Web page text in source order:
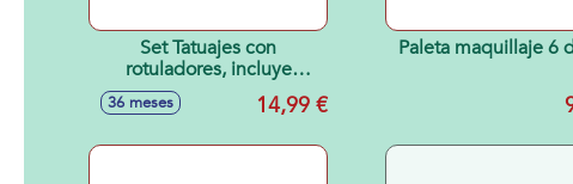
Set Tatuajes con
rotuladores, incluye
plantillas
36 meses 14,99 €
Paleta maquillaje 6